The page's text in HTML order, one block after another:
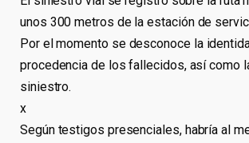
unos 300 metros de la estación de
Por el momento se desconoce la
procedencia de los fallecidos, así como
siniestro.
x
Según testigos presenciales, habría al